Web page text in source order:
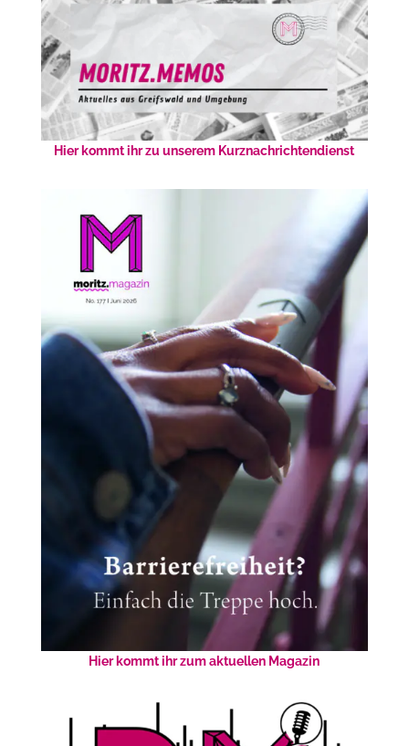
Hier kommt ihr zu unserem Kurznachrichtendienst
Hier kommt ihr zum aktuellen Magazin